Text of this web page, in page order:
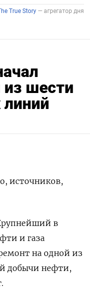
из шести
линий
источников,
в
и газа
на одной из
добычи нефти,